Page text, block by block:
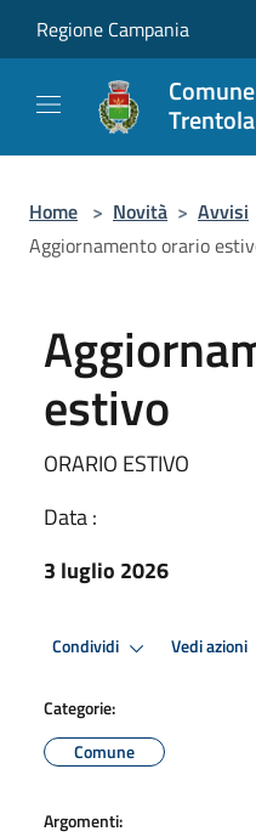
Regione Campania
Home > Novità > Avvisi
Aggiornamento orario
estivo
ORARIO ESTIVO
Data :
3 luglio 2026
Condividi Vedi azioni
Categorie:
Comune
Argomenti: